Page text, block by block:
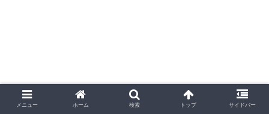
メニュー ホーム 検索 トップ サイドバー